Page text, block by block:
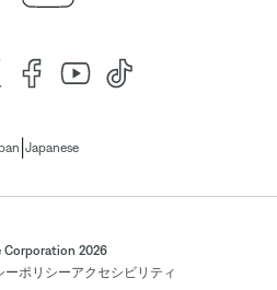
Japanese
2026
ーポリシーアクセシビリティ